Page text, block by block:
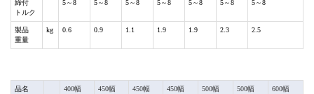
締付
トルク
5～8 5～8 5～8 5～8 5～8 5～8 5～8
製品
重量
kg 0.6 0.9 1.1 1.9 1.9 2.3 2.5
品名
400幅
450幅
450幅
450幅
500幅
500幅
600幅